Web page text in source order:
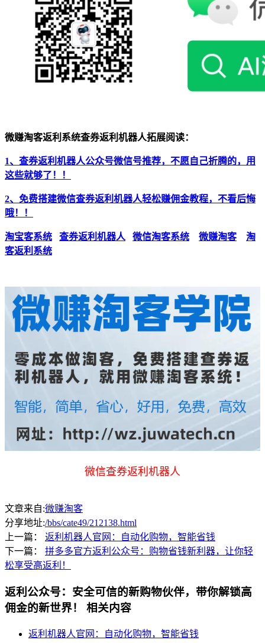
微赚淘客返利系统查券返利机器人拓展阅读：
1、查券返利机器人公众号微信号推荐，不愿自己折腾的，用
这些就够了！！
2、免费搭建微信查券返利机器人轻松赚佣金教程，不看后悔
哦！！
淘宝客系统 查券返利机器人 微信淘客系统 微赚淘客
淘
客返利系统
微信查券返利机器人
文章来自:微赚淘客
分享地址:/bbs/cate49/212138.html
上一篇： 返利机器人官网：自动化购物，智能省钱
下一篇： 拼多多官方返利公众号：购物省钱新利器，让你轻
松享受高返利！
返利公众号：安全可信的新购物伙伴，带你解锁高
佣金的新世界！
相关内容
返利机器人官网：自动化购物，智能省钱